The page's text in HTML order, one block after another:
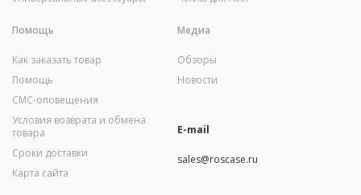
Помощь
Как заказать товар
Помощь
СМС-оповещения
Условия возврата и обмена
товара
Сроки доставки
Карта сайта
Медиа
Обзоры
Новости
E-mail
sales@roscase.ru